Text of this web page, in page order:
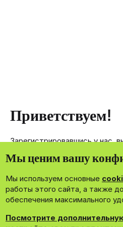
Приветствуем!
Зарегистрировавшись у нас,
членам нашего сообщества.
Зарегистрироваться сейчас!
Мы ценим вашу
Мы используем основные
работы этого сайта, а также
обеспечения максимального
Посмотрите